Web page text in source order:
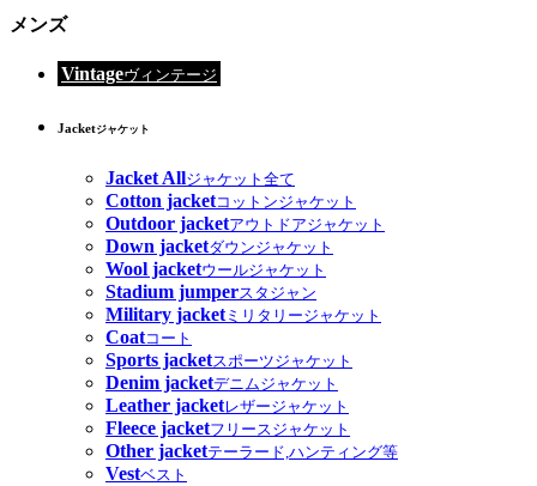
メンズ
Vintageヴィンテージ
Jacketジャケット
Jacket Allジャケット全て
Cotton jacketコットンジャケット
Outdoor jacketアウトドアジャケット
Down jacketダウンジャケット
Wool jacketウールジャケット
Stadium jumperスタジャン
Military jacketミリタリージャケット
Coatコート
Sports jacketスポーツジャケット
Denim jacketデニムジャケット
Leather jacketレザージャケット
Fleece jacketフリースジャケット
Other jacketテーラード,ハンティング等
Vestベスト